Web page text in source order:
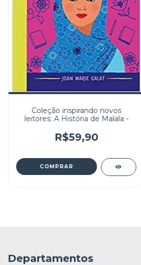
Coleção inspirando novos
leitores: A História de Malala -
R$59,90
Departamentos